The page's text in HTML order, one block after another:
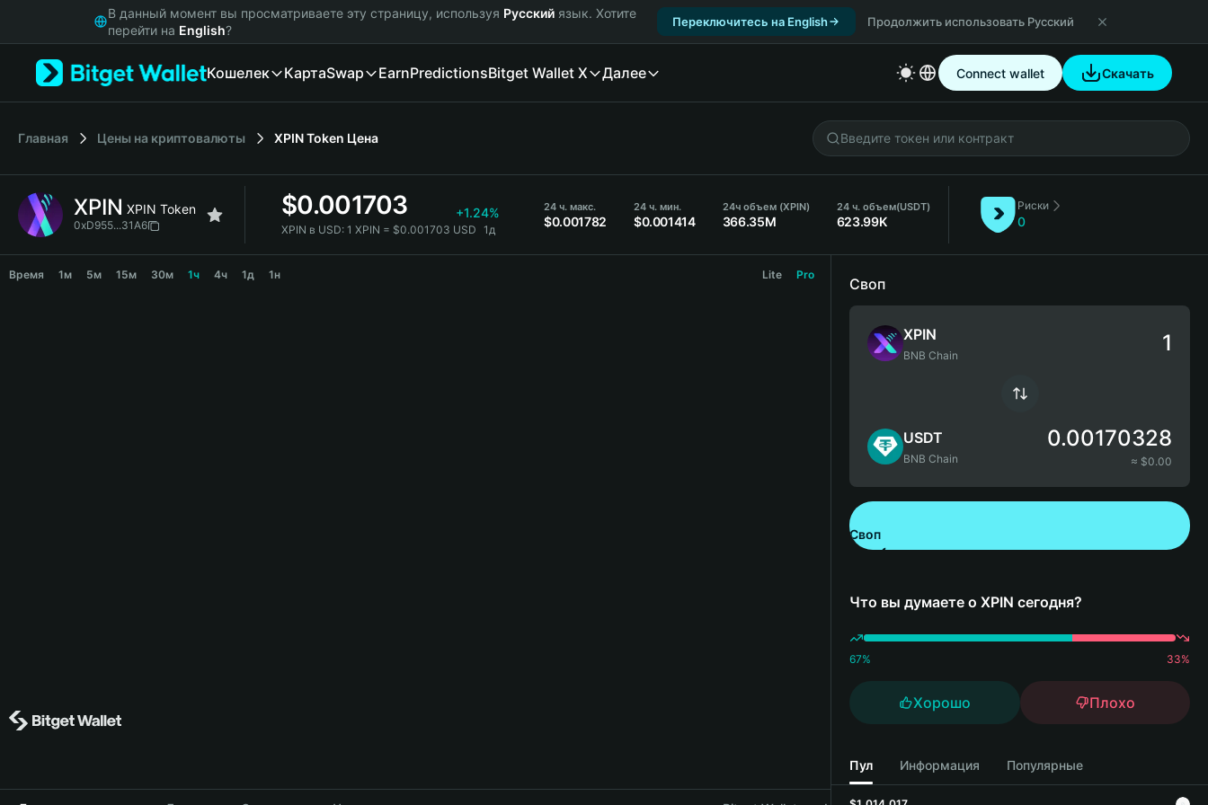
Русский
Italiano
简体中文
繁體中文
Bahasa Indonesia
В данный момент вы просматриваете эту страницу, используя Русский язык. Хотите
перейти на English?
Переключитесь на English Продолжить использовать Русский
Кошелек КартаSwap EarnPredictionsBitget Wallet X Далее Connect wallet Скачать
Главная Цены на криптовалюты XPIN Token Цена
XPIN XPIN Token
0xD955...31A6
$0.001703 +1.24%
XPIN в USD: 1 XPIN = $0.001703 USD 1д
24 ч. макс.
$0.001782
24 ч. мин.
$0.001414
24ч объем (XPIN)
366.35M
24 ч. объем(USDT)
623.99K
Риски
0
Время 1м 5м 15м 30м 1ч 4ч 1д 1н Lite Pro
Своп
XPIN
BNB Chain
USDT
BNB Chain
0.00170328
≈ $0.00
Своп
Что вы думаете о XPIN сегодня?
67% 33%
Хорошо Плохо
Пул Информация Популярные